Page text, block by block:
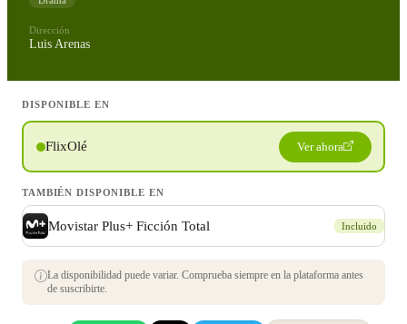
Dirección
Luis Arenas
DISPONIBLE EN
FlixOlé Ver ahora
TAMBIÉN DISPONIBLE EN
Movistar Plus+ Ficción Total Incluido
La disponibilidad puede variar. Comprueba siempre en la plataforma antes
de suscribirte.